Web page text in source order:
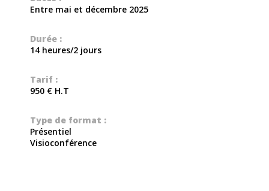
Entre mai et décembre 2025
Durée :
14 heures/2 jours
Tarif :
950 € H.T
Type de format :
Présentiel
Visioconférence